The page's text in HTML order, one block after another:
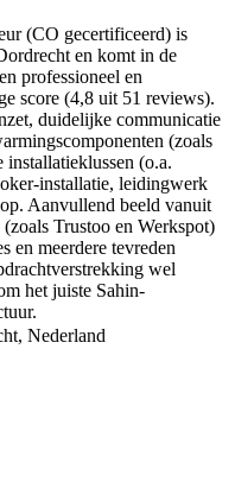
(CO gecertificeerd) is
en komt in de
professioneel en
score (4,8 uit 51 reviews).
duidelijke communicatie
(zoals
(o.a.
installatie, leidingwerk
Aanvullend beeld vanuit
Trustoo en Werkspot)
en meerdere tevreden
wel
het juiste Sahin-
Nederland